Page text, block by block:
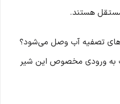
مستقل هستند.
تصفیه آب وصل می‌شود؟
به ورودی مخصوص این شیر